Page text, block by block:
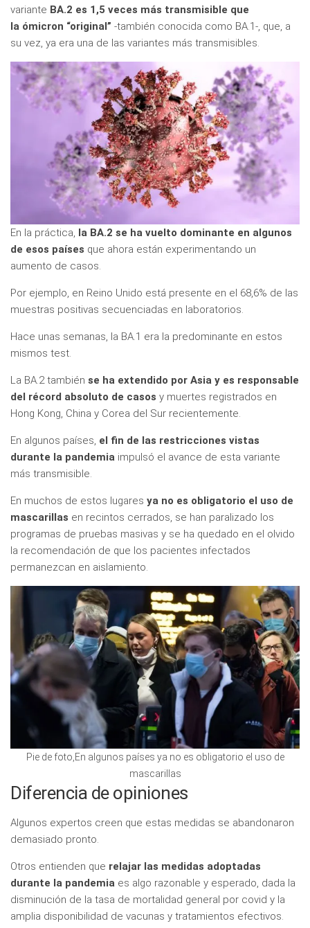
variante BA.2 es 1,5 veces más transmisible que
la ómicron “original” -también conocida como BA.1-, que, a
su vez, ya era una de las variantes más transmisibles.
En la práctica, la BA.2 se ha vuelto dominante en algunos
de esos países que ahora están experimentando un
aumento de casos.
Por ejemplo, en Reino Unido está presente en el 68,6% de las
muestras positivas secuenciadas en laboratorios.
Hace unas semanas, la BA.1 era la predominante en estos
mismos test.
La BA.2 también se ha extendido por Asia y es responsable
del récord absoluto de casos y muertes registrados en
Hong Kong, China y Corea del Sur recientemente.
En algunos países, el fin de las restricciones vistas
durante la pandemia impulsó el avance de esta variante
más transmisible.
En muchos de estos lugares ya no es obligatorio el uso de
mascarillas en recintos cerrados, se han paralizado los
programas de pruebas masivas y se ha quedado en el olvido
la recomendación de que los pacientes infectados
permanezcan en aislamiento.
Pie de foto,En algunos países ya no es obligatorio el uso de
mascarillas
Diferencia de opiniones
Algunos expertos creen que estas medidas se abandonaron
demasiado pronto.
Otros entienden que relajar las medidas adoptadas
durante la pandemia es algo razonable y esperado, dada la
disminución de la tasa de mortalidad general por covid y la
amplia disponibilidad de vacunas y tratamientos efectivos.